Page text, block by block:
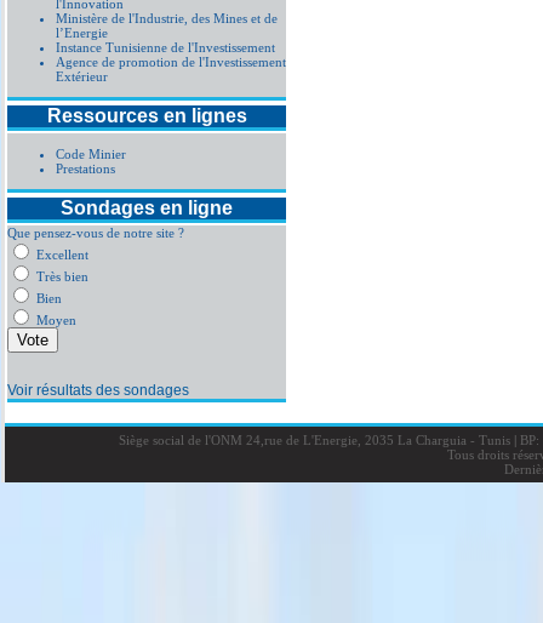
l'Innovation
Ministère de l'Industrie, des Mines et de
l’Energie
Instance Tunisienne de l'Investissement
Agence de promotion de l'Investissement
Extérieur
Ressources en lignes
Code Minier
Prestations
Sondages en ligne
Que pensez-vous de notre site ?
Excellent
Très bien
Bien
Moyen
Voir résultats des sondages
Siège social de l'ONM 24,rue de L'Energie, 2035 La Charguia - Tunis |BP:
Tous droits